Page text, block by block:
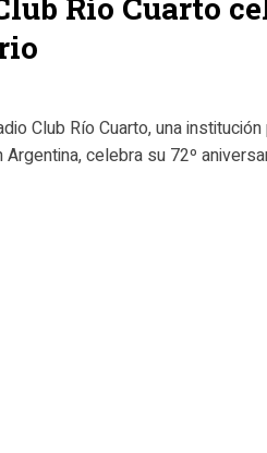
Río Cuarto
Club Río Cuarto, una
celebra su 72º